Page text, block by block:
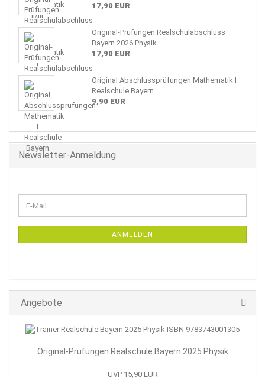
17,90 EUR
Original-Prüfungen Realschulabschluss
Bayern 2026 Physik
17,90 EUR
Original Abschlussprüfungen Mathematik I
Realschule Bayern
9,90 EUR
Newsletter-Anmeldung
ZUR
E-
Mail
ANMELDEN
Angebote
Original-Prüfungen Realschule Bayern 2025 Physik
UVP 15,90 EUR